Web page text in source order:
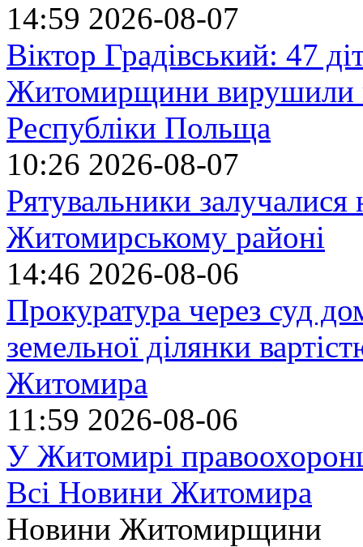
14:59 2026-08-07
Віктор Градівський: 47
Житомирщини вирушили
Республіки Польща
10:26 2026-08-07
Рятувальники
Житомирському районі
14:46 2026-08-06
Прокуратура через суд
земельної ділянки
Житомира
11:59 2026-08-06
У Житомирі
Всі Новини Житомира
Новини Житомирщини